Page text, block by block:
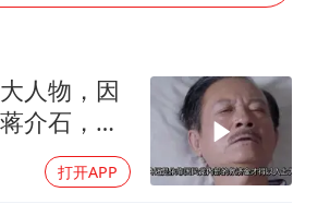
日本连续发生两次地震
以军士兵把枪口对准中国记者
方桃子代言广告视频已下架
人物，因
介石，不
打开APP